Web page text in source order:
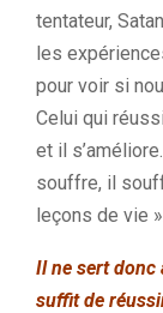
tentateur,
les
pour voir si
Celui qui
et il
souffre, il
leçons de vie
Il ne sert donc
suffit de